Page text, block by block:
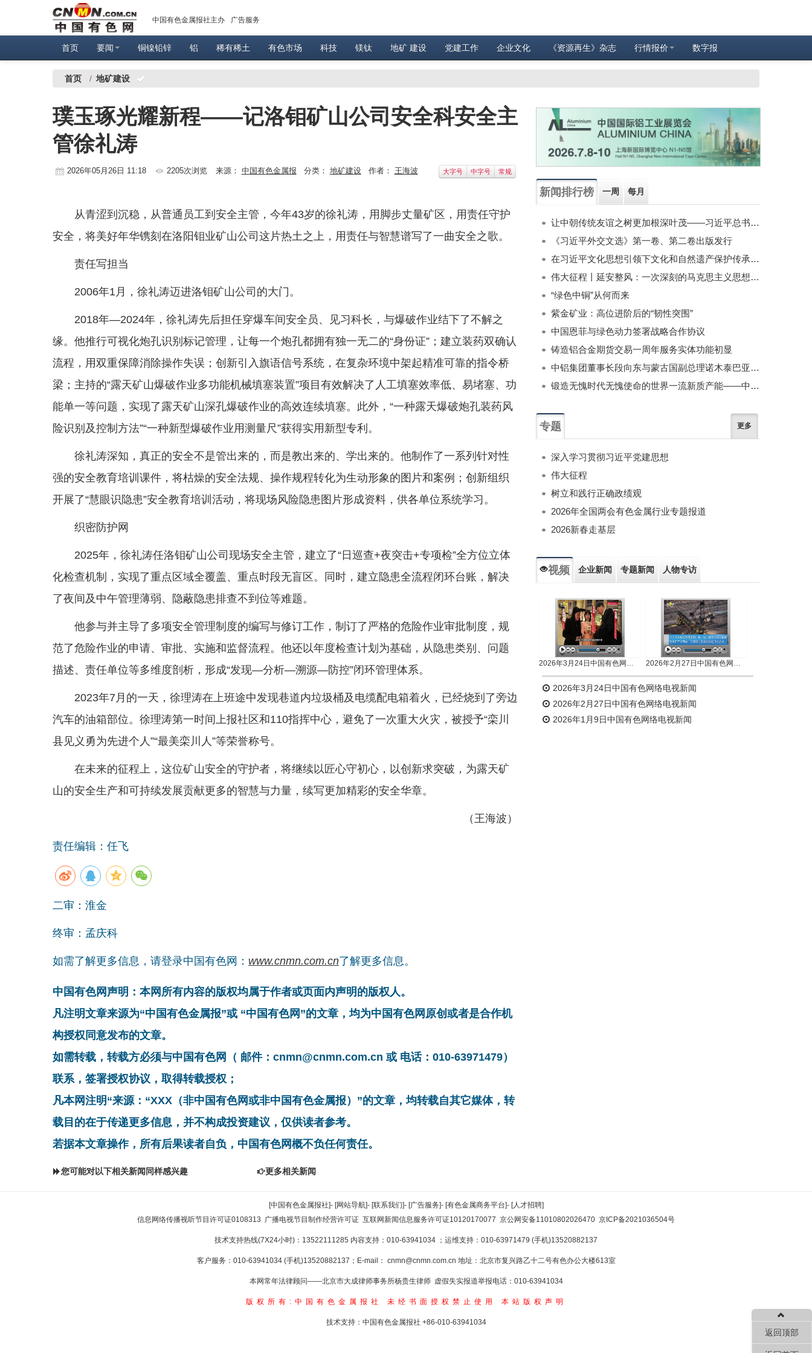
中国有色金属报社主办 广告服务
首页 要闻 铜镍铅锌 铝 稀有稀土 有色市场 科技 镁钛 地矿 建设 党建工作 企业文化 《资源再生》杂志 行情报价 数字报
首页 / 地矿建设
璞玉琢光耀新程——记洛钼矿山公司安全科安全主
管徐礼涛
2026年05月26日 11:18 2205次浏览 来源： 中国有色金属报 分类： 地矿建设作者： 王海波 大字号 中字号 常规
从青涩到沉稳，从普通员工到安全主管，今年43岁的徐礼涛，用脚步丈量矿区，用责任守护
安全，将美好年华镌刻在洛阳钼业矿山公司这片热土之上，用责任与智慧谱写了一曲安全之歌。
责任写担当
2006年1月，徐礼涛迈进洛钼矿山公司的大门。
2018年—2024年，徐礼涛先后担任穿爆车间安全员、见习科长，与爆破作业结下了不解之
缘。他推行可视化炮孔识别标记管理，让每一个炮孔都拥有独一无二的“身份证”；建立装药双确认
流程，用双重保障消除操作失误；创新引入旗语信号系统，在复杂环境中架起精准可靠的指令桥
梁；主持的“露天矿山爆破作业多功能机械填塞装置”项目有效解决了人工填塞效率低、易堵塞、功
能单一等问题，实现了露天矿山深孔爆破作业的高效连续填塞。此外，“一种露天爆破炮孔装药风
险识别及控制方法”“一种新型爆破作业用测量尺”获得实用新型专利。
徐礼涛深知，真正的安全不是管出来的，而是教出来的、学出来的。他制作了一系列针对性
强的安全教育培训课件，将枯燥的安全法规、操作规程转化为生动形象的图片和案例；创新组织
开展了“慧眼识隐患”安全教育培训活动，将现场风险隐患图片形成资料，供各单位系统学习。
织密防护网
2025年，徐礼涛任洛钼矿山公司现场安全主管，建立了“日巡查+夜突击+专项检”全方位立体
化检查机制，实现了重点区域全覆盖、重点时段无盲区。同时，建立隐患全流程闭环台账，解决
了夜间及中午管理薄弱、隐蔽隐患排查不到位等难题。
他参与并主导了多项安全管理制度的编写与修订工作，制订了严格的危险作业审批制度，规
范了危险作业的申请、审批、实施和监督流程。他还以年度检查计划为基础，从隐患类别、问题
描述、责任单位等多维度剖析，形成“发现—分析—溯源—防控”闭环管理体系。
2023年7月的一天，徐理涛在上班途中发现巷道内垃圾桶及电缆配电箱着火，已经烧到了旁边
汽车的油箱部位。徐理涛第一时间上报社区和110指挥中心，避免了一次重大火灾，被授予“栾川
县见义勇为先进个人”“最美栾川人”等荣誉称号。
在未来的征程上，这位矿山安全的守护者，将继续以匠心守初心，以创新求突破，为露天矿
山的安全生产和可持续发展贡献更多的智慧与力量，续写更加精彩的安全华章。
（王海波）
责任编辑：任飞
二审：淮金
终审：孟庆科
如需了解更多信息，请登录中国有色网： www.cnmn.com.cn了解更多信息。
中国有色网声明：本网所有内容的版权均属于作者或页面内声明的版权人。
凡注明文章来源为“中国有色金属报”或 “中国有色网”的文章，均为中国有色网原创或者是合作机
构授权同意发布的文章。
如需转载，转载方必须与中国有色网（ 邮件：cnmn@cnmn.com.cn 或 电话：010-63971479）
联系，签署授权协议，取得转载授权；
凡本网注明“来源：“XXX（非中国有色网或非中国有色金属报）”的文章，均转载自其它媒体，转
载目的在于传递更多信息，并不构成投资建议，仅供读者参考。
若据本文章操作，所有后果读者自负，中国有色网概不负任何责任。
您可能对以下相关新闻同样感兴趣 更多相关新闻
新闻排行榜 一周 每月
让中朝传统友谊之树更加根深叶茂——习近平总书记对朝鲜进行国事访问纪实
《习近平外交文选》第一卷、第二卷出版发行
在习近平文化思想引领下文化和自然遗产保护传承利用工作开创新局面
伟大征程丨延安整风：一次深刻的马克思主义思想教育运动
“绿色中铜”从何而来
紫金矿业：高位进阶后的“韧性突围”
中国恩菲与绿色动力签署战略合作协议
铸造铝合金期货交易一周年服务实体功能初显
中铝集团董事长段向东与蒙古国副总理诺木泰巴亚尔举行会谈
锻造无愧时代无愧使命的世界一流新质产能——中国有色金属工业的战略应对与破局之道（二）
专题 更多
深入学习贯彻习近平党建思想
伟大征程
树立和践行正确政绩观
2026年全国两会有色金属行业专题报道
2026新春走基层
视频 企业新闻 专题新闻 人物专访
2026年3月24日中国有色网络电视新闻 2026年2月27日中国有色网络电视新闻
2026年3月24日中国有色网络电视新闻
2026年2月27日中国有色网络电视新闻
2026年1月9日中国有色网络电视新闻
返回顶部
[中国有色金属报社]- [网站导航]- [联系我们]- [广告服务]- [有色金属商务平台]- [人才招聘]
信息网络传播视听节目许可证0108313 广播电视节目制作经营许可证 互联网新闻信息服务许可证10120170077 京公网安备11010802026470 京ICP备2021036504号
技术支持热线(7X24小时)：13522111285 内容支持：010-63941034 ；运维支持：010-63971479 (手机)13520882137
客户服务：010-63941034 (手机)13520882137；E-mail： cnmn@cnmn.com.cn 地址：北京市复兴路乙十二号有色办公大楼613室
本网常年法律顾问——北京市大成律师事务所杨贵生律师 虚假失实报道举报电话：010-63941034
版权所有:中国有色金属报社 未经书面授权禁止使用 本站版权声明
技术支持：中国有色金属报社 +86-010-63941034